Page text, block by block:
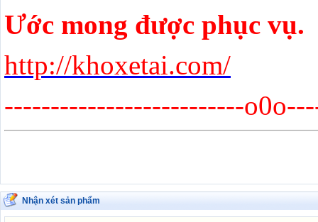
Ước mong được phục vụ.
http://khoxetai.com/
--------------------------
Nhận xét sản phẩm